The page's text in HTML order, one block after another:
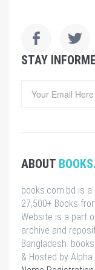
STAY
ABOUT
books.com.bd is
27,500+ Books
Website is a part
archive and
Bangladesh.
& Hosted by Alpha